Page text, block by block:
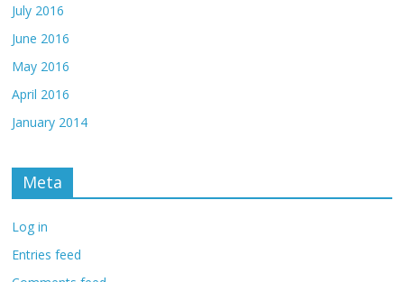
July 2016
June 2016
May 2016
April 2016
January 2014
Meta
Log in
Entries feed